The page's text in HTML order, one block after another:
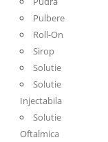
Pulbere
Roll-On
Sirop
Solutie
Solutie
Injectabila
Solutie
Oftalmica